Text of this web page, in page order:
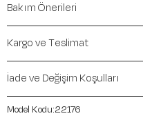
İçerik / Bileşen:
Elastane
Kalıp / Form:
Bakım Önerileri
Kargo ve Teslimat
İade ve Değişim Koşulları
22176